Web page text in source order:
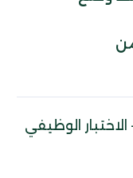
– الاختبار الوظيفي